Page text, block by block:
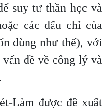
suy tư thần học và
các dấu chỉ của
dùng như thế), với
đề về công lý và
Làm được đề xuất